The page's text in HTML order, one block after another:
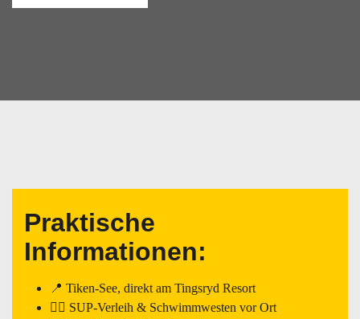
Praktische
Informationen:
📍 Tiken-See, direkt am Tingsryd Resort
🏄‍♀️ SUP-Verleih & Schwimmwesten vor Ort